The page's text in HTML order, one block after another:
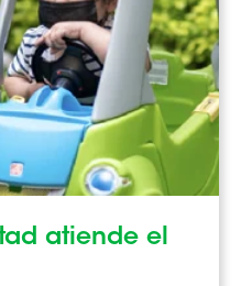
atiende el